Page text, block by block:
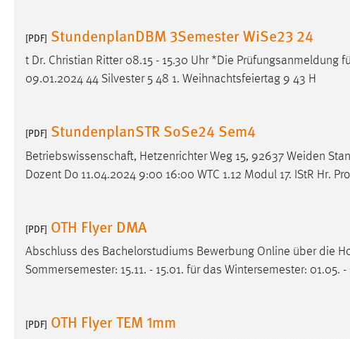
[PDF] StundenplanDBM 3Semester WiSe23 24
t Dr. Christian Ritter 08.15 - 15.30 Uhr *Die Prüfungsanmeldung
09.01.2024 44 Silvester 5 48 1. Weihnachtsfeiertag 9 43 H
[PDF] StundenplanSTR SoSe24 Sem4
Betriebswissenschaft, Hetzenrichter Weg 15, 92637 Weiden
Dozent Do 11.04.2024 9:00 16:00 WTC 1.12 Modul 17. IStR Hr.
[PDF] OTH Flyer DMA
Abschluss des Bachelorstudiums Bewerbung Online über die
Sommersemester: 15.11. - 15.01. für das Wintersemester: 01.05. -
[PDF] OTH Flyer TEM 1mm
Zweck:
Cookie Laufzeit: 3 Monate
EXTERNE MEDIEN
Um Inhalte von Videoplattformen und Social Media
Plattformen anzeigen zu können, werden von diesen
YouTube
Vimeo